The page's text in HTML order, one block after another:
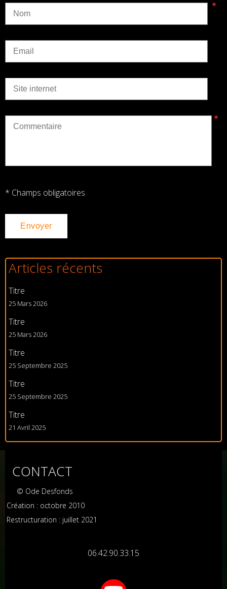
* Champs obligatoires
Articles récents
Titre
25 Mars 2026
Titre
25 Mars 2026
Titre
25 Septembre 2025
Titre
25 Septembre 2025
Titre
21 Avril 2025
CONTACT
© Ode Desfonds
Création : octobre 2010
Restructuration : juillet 2021
06.42.90.33.15